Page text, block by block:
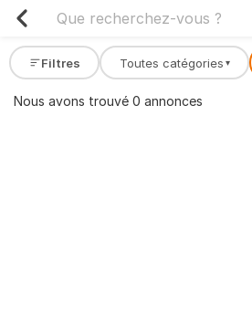
Filtres Toutes catégories ▾
Nous avons trouvé 0 annonces